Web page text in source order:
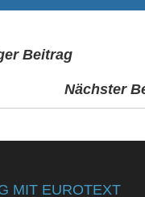
Beitrag
Nächster
MIT EUROTEXT